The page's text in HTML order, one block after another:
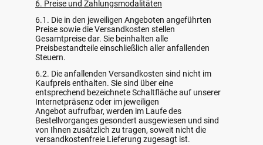
6. Preise und Zahlungsmodalitäten
6.1. Die in den jeweiligen Angeboten angeführten
Preise sowie die Versandkosten stellen
Gesamtpreise dar. Sie beinhalten alle
Preisbestandteile einschließlich aller anfallenden
Steuern.
6.2. Die anfallenden Versandkosten sind nicht im
Kaufpreis enthalten. Sie sind über eine
entsprechend bezeichnete Schaltfläche auf unserer
Internetpräsenz oder im jeweiligen
Angebot aufrufbar, werden im Laufe des
Bestellvorganges gesondert ausgewiesen und sind
von Ihnen zusätzlich zu tragen, soweit nicht die
versandkostenfreie Lieferung zugesagt ist.